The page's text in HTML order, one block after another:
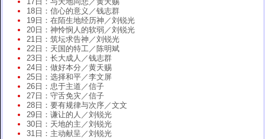
18日：信心的意义／钱志群
19日：在陌生地经历神／刘锐光
20日：神怜悯人的软弱／刘锐光
21日：筑坛求告神／刘锐光
22日：天国的特工／陈明斌
23日：长大成人／钱志群
24日：做好本分／黄天赐
25日：选择和平／李文屏
26日：忠于主道／信子
27日：守舌免灾／信子
28日：要有规律与次序／文文
29日：谦让的人／刘锐光
30日：天地的主／刘锐光
31日：主动献呈／刘锐光